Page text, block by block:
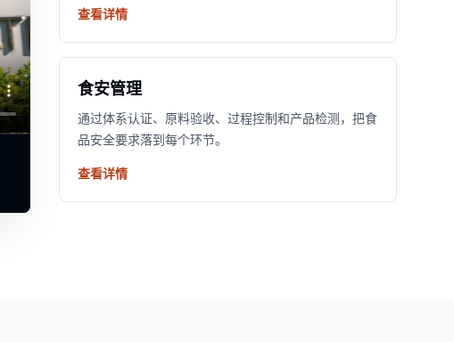
查看详情
食安管理
通过体系认证、原料验收、过程控制和产品检测，把食
品安全要求落到每个环节。
查看详情